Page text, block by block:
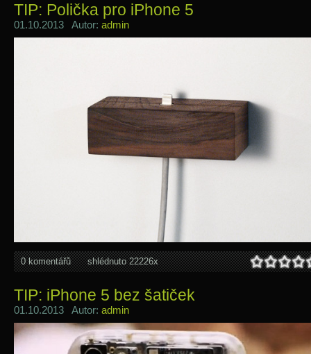
TIP: Polička pro iPhone 5
01.10.2013 Autor: admin
0 komentářů shlédnuto 22226x
TIP: iPhone 5 bez šatiček
01.10.2013 Autor: admin